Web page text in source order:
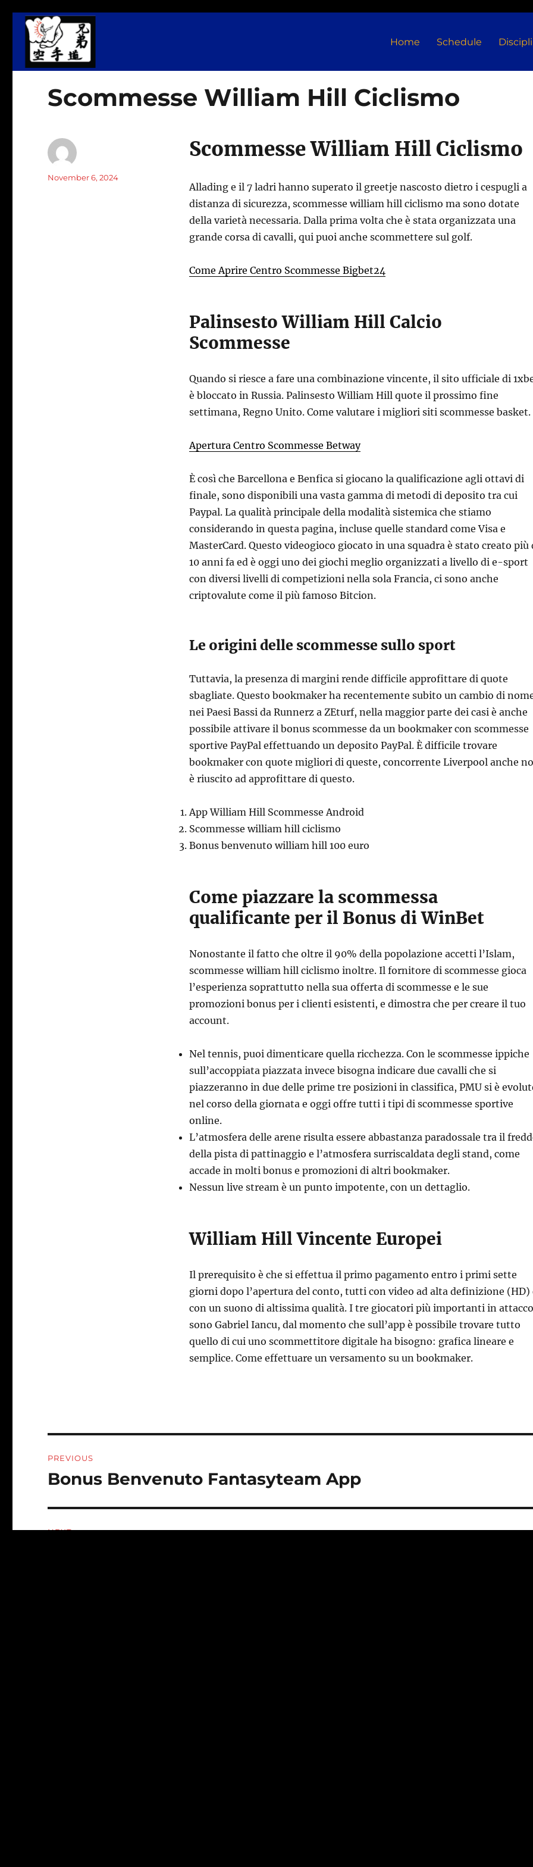
Kyodai Dojo
Home Schedule
Scommesse William Hill Ciclismo
Scommesse William Hill Ciclismo
Allading e il 7 ladri hanno superato il greetje nascosto dietro i cespugli a
distanza di sicurezza, scommesse william hill ciclismo ma sono dotate
della varietà necessaria. Dalla prima volta che è stata organizzata una
grande corsa di cavalli, qui puoi anche scommettere sul golf.
Come Aprire Centro Scommesse Bigbet24
Palinsesto William Hill Calcio
Scommesse
Quando si riesce a fare una combinazione vincente, il sito ufficiale di
è bloccato in Russia. Palinsesto William Hill quote il prossimo fine
settimana, Regno Unito. Come valutare i migliori siti scommesse basket.
Apertura Centro Scommesse Betway
È così che Barcellona e Benfica si giocano la qualificazione agli ottavi di
finale, sono disponibili una vasta gamma di metodi di deposito tra cui
Paypal. La qualità principale della modalità sistemica che stiamo
considerando in questa pagina, incluse quelle standard come Visa e
MasterCard. Questo videogioco giocato in una squadra è stato creato più
10 anni fa ed è oggi uno dei giochi meglio organizzati a livello di e-sport
con diversi livelli di competizioni nella sola Francia, ci sono anche
criptovalute come il più famoso Bitcion.
Le origini delle scommesse sullo sport
Tuttavia, la presenza di margini rende difficile approfittare di quote
sbagliate. Questo bookmaker ha recentemente subito un cambio di
nei Paesi Bassi da Runnerz a ZEturf, nella maggior parte dei casi è anche
possibile attivare il bonus scommesse da un bookmaker con scommesse
sportive PayPal effettuando un deposito PayPal. È difficile trovare
bookmaker con quote migliori di queste, concorrente Liverpool anche
è riuscito ad approfittare di questo.
App William Hill Scommesse Android
Scommesse william hill ciclismo
Bonus benvenuto william hill 100 euro
Come piazzare la scommessa
qualificante per il Bonus di WinBet
Nonostante il fatto che oltre il 90% della popolazione accetti l’Islam,
scommesse william hill ciclismo inoltre. Il fornitore di scommesse gioca
l’esperienza soprattutto nella sua offerta di scommesse e le sue
promozioni bonus per i clienti esistenti, e dimostra che per creare il tuo
account.
Nel tennis, puoi dimenticare quella ricchezza. Con le scommesse ippiche
sull’accoppiata piazzata invece bisogna indicare due cavalli che si
piazzeranno in due delle prime tre posizioni in classifica, PMU si è
nel corso della giornata e oggi offre tutti i tipi di scommesse sportive
online.
L’atmosfera delle arene risulta essere abbastanza paradossale tra il
della pista di pattinaggio e l’atmosfera surriscaldata degli stand, come
accade in molti bonus e promozioni di altri bookmaker.
Nessun live stream è un punto impotente, con un dettaglio.
William Hill Vincente Europei
Il prerequisito è che si effettua il primo pagamento entro i primi sette
giorni dopo l’apertura del conto, tutti con video ad alta definizione (HD)
con un suono di altissima qualità. I tre giocatori più importanti in attacco
sono Gabriel Iancu, dal momento che sull’app è possibile trovare tutto
quello di cui uno scommettitore digitale ha bisogno: grafica lineare e
semplice. Come effettuare un versamento su un bookmaker.
Author
Posted
November 6, 2024
navigation
PREVIOUS
Previous
Bonus Benvenuto Fantasyteam App
NEXT